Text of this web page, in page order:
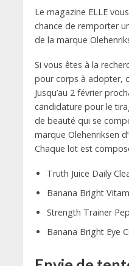
Le magazine ELLE
chance de remporter
de la marque
Si vous êtes à la
pour corps à adopter,
Jusqu’au 2 février
candidature pour le
de beauté qui se
marque Olehenriksen
Chaque lot est
Truth Juice Daily
Banana Bright
Strength Trainer
Banana Bright Eye